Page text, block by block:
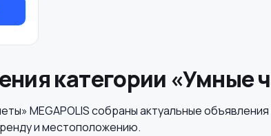
категории «Умные
MEGAPOLIS собраны актуальные
и местоположению.